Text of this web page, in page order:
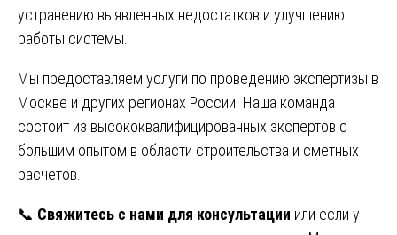
устранению выявленных недостатков и улучшению
работы системы.
Мы предоставляем услуги по проведению экспертизы в
Москве и других регионах России. Наша команда
состоит из высококвалифицированных экспертов с
большим опытом в области строительства и сметных
расчетов.
📞 Свяжитесь с нами для консультации или если у